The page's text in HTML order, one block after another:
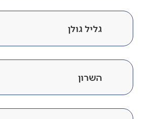
גליל גולן
השרון